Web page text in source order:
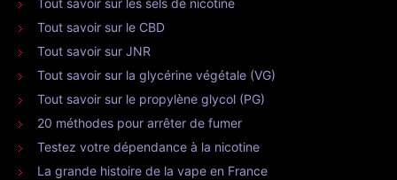
Tout savoir sur le CBD
Tout savoir sur JNR
Tout savoir sur la glycérine végétale (VG)
Tout savoir sur le propylène glycol (PG)
20 méthodes pour arrêter de fumer
Testez votre dépendance à la nicotine
La grande histoire de la vape en France